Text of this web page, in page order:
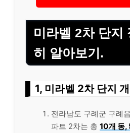
미라벨 2차 단지
히 알아보기.
1, 미라벨 2차 단지
전라남도 구례군 구례
파트 2차는 총 10개 동,